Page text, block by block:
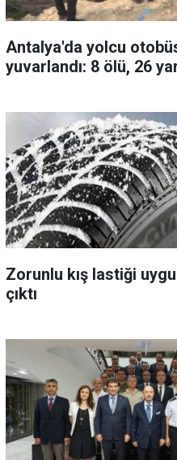
Antalya'da yolcu
yuvarlandı: 8 ölü, 26
Zorunlu kış lastiği
çıktı